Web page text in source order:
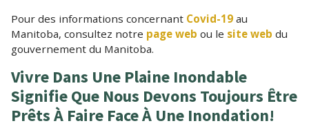
Pour des informations concernant Covid-19 au
Manitoba, consultez notre page web ou le site web du
gouvernement du Manitoba.
Vivre Dans Une Plaine Inondable
Signifie Que Nous Devons Toujours Être
Prêts À Faire Face À Une Inondation!